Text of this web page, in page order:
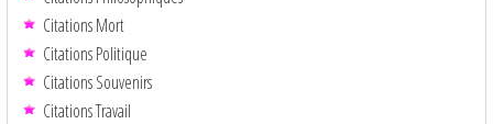
Citations Mort
Citations Politique
Citations Souvenirs
Citations Travail